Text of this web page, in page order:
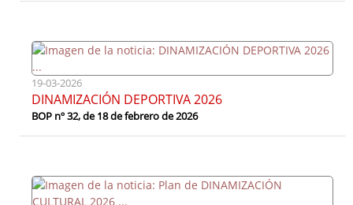
19-03-2026
DINAMIZACIÓN DEPORTIVA 2026
BOP nº 32, de 18 de febrero de 2026